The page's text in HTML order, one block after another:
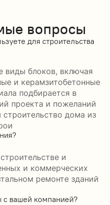
вопросы
для строительства
виды блоков, включая
и керамзитобетонные
подбирается в
проекта и пожеланий
строительство дома из
и
и коммерческих
ремонте зданий
с вашей компанией?